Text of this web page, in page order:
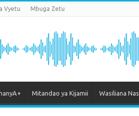
Vyetu Mbuga Zetu
Mitandao ya Kijamii Wasiliana